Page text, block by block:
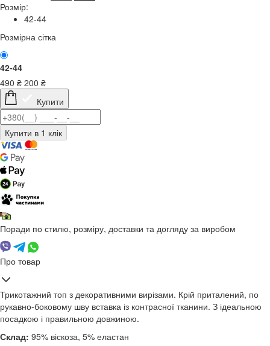
Розмір:
42-44
Розмірна сітка
42-44
490 ₴ 200 ₴
Купити
Поради по стилю, розміру, доставки та догляду за виробом
Про товар
Трикотажний топ з декоративними вирізами. Крій приталений, по
рукавно-боковому шву вставка із контрасної тканини. З ідеальною
посадкою і правильною довжиною.
Склад: 95% віскоза, 5% еластан